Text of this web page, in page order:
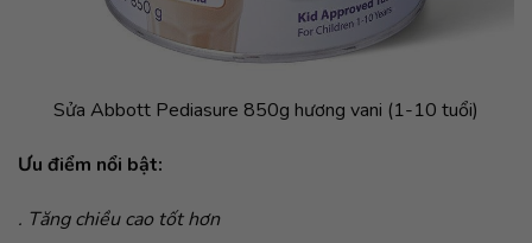
Sửa Abbott Pediasure 850g hương vani (1-10 tuổi)
Ưu điểm nổi bật:
. Tăng chiều cao tốt hơn